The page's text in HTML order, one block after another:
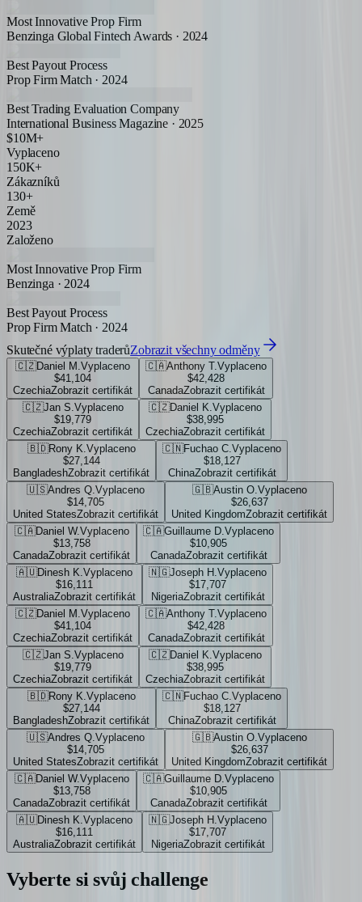
Most Innovative Prop Firm
Benzinga Global Fintech Awards · 2024
Best Payout Process
Prop Firm Match · 2024
Best Trading Evaluation Company
International Business Magazine · 2025
$10M+
Vyplaceno
150K+
Zákazníků
130+
Země
2023
Založeno
Most Innovative Prop Firm
Benzinga · 2024
Best Payout Process
Prop Firm Match · 2024
Skutečné výplaty traderůZobrazit všechny odměny
🇨🇿Daniel M. Vyplaceno
$41,104
CzechiaZobrazit certifikát
🇨🇦Anthony T. Vyplaceno
$42,428
CanadaZobrazit certifikát
🇨🇿Jan S. Vyplaceno
$19,779
CzechiaZobrazit certifikát
🇨🇿Daniel K. Vyplaceno
$38,995
CzechiaZobrazit certifikát
🇧🇩Rony K. Vyplaceno
$27,144
BangladeshZobrazit certifikát
🇨🇳Fuchao C. Vyplaceno
$18,127
ChinaZobrazit certifikát
🇺🇸Andres Q. Vyplaceno
$14,705
United StatesZobrazit certifikát
🇬🇧Austin O. Vyplaceno
$26,637
United KingdomZobrazit certifikát
🇨🇦Daniel W. Vyplaceno
$13,758
CanadaZobrazit certifikát
🇨🇦Guillaume D. Vyplaceno
$10,905
CanadaZobrazit certifikát
🇦🇺Dinesh K. Vyplaceno
$16,111
AustraliaZobrazit certifikát
🇳🇬Joseph H. Vyplaceno
$17,707
NigeriaZobrazit certifikát
🇨🇿Daniel M. Vyplaceno
$41,104
CzechiaZobrazit certifikát
🇨🇦Anthony T. Vyplaceno
$42,428
CanadaZobrazit certifikát
🇨🇿Jan S. Vyplaceno
$19,779
CzechiaZobrazit certifikát
🇨🇿Daniel K. Vyplaceno
$38,995
CzechiaZobrazit certifikát
🇧🇩Rony K. Vyplaceno
$27,144
BangladeshZobrazit certifikát
🇨🇳Fuchao C. Vyplaceno
$18,127
ChinaZobrazit certifikát
🇺🇸Andres Q. Vyplaceno
$14,705
United StatesZobrazit certifikát
🇬🇧Austin O. Vyplaceno
$26,637
United KingdomZobrazit certifikát
🇨🇦Daniel W. Vyplaceno
$13,758
CanadaZobrazit certifikát
🇨🇦Guillaume D. Vyplaceno
$10,905
CanadaZobrazit certifikát
🇦🇺Dinesh K. Vyplaceno
$16,111
AustraliaZobrazit certifikát
🇳🇬Joseph H. Vyplaceno
$17,707
NigeriaZobrazit certifikát
Vyberte si svůj challenge